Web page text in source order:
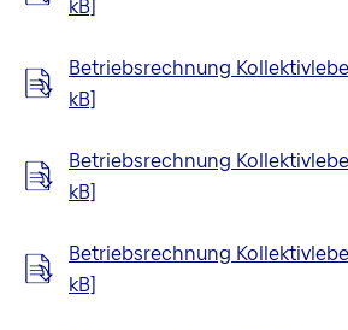
kB]
Betriebsrechnung
kB]
Betriebsrechnung
kB]
Betriebsrechnung
kB]